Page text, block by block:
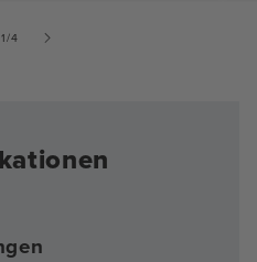
1/von
4